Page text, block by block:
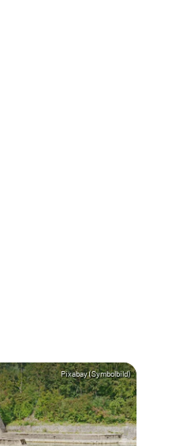
Pixabay (Symbolbild)